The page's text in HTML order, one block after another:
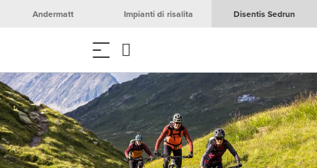
Andermatt Impianti di risalita Disentis Sedrun